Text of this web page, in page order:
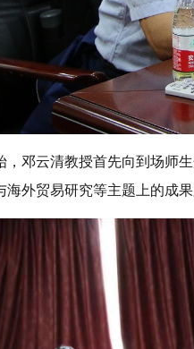
，邓云清教授首先向到场师
海外贸易研究等主题上的成